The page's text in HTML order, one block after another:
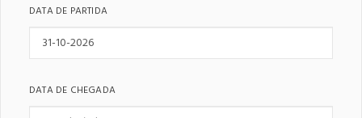
DATA DE PARTIDA
DATA DE CHEGADA